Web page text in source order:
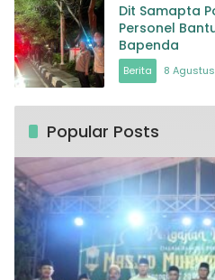
Dit Samapta
Personel
Bapenda
Berita 8
Popular Posts